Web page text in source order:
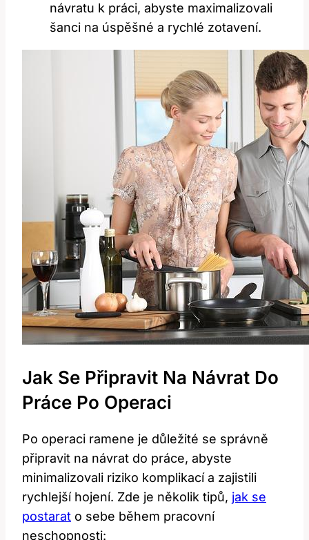
návratu k práci, abyste maximalizovali
⁢šanci na úspěšné a rychlé zotavení.
Jak Se Připravit Na ​návrat⁢ Do
Práce⁢ Po ‍operaci
Po ⁤operaci ramene je důležité se správně
⁤připravit na‌ návrat do práce, abyste
minimalizovali riziko komplikací a zajistili
rychlejší ⁢hojení. Zde je několik tipů, jak se
postarat ⁣o sebe‍ během pracovní
neschopnosti: